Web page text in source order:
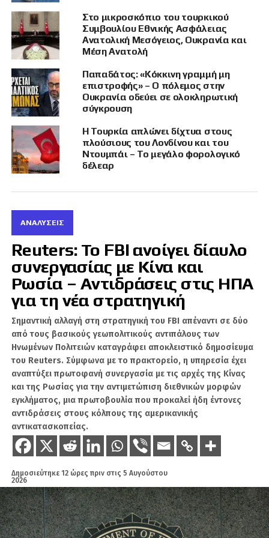
Οθωμανών.
Αναφερόμενος στη βαλκανική ιστορία,
υπενθύμισε τις μαύρες σελίδες των
παιδομαζωμάτων και των σκλαβοπάζαρων,
χαρακτηρίζοντας τους προγόνους των
σημερινών Τούρκων «δουλέμπορους».
Παράλληλα, έκανε αναδρομή στην αντίσταση
άλλων λαών, όπως:
Οι Σέρβοι
, με εθνικούς ήρωες που πολέμησαν
τους Οθωμανούς.
καθολικό τους δόγμα.
Οι Πολωνοί και οι Λιθουανοί
Σομπιέσκι που έβαλε φρένο στην οθωμανική
προέλαση έξω από τη Βιέννη.
Οι Ρουμάνοιμε τον Βλαντ Τέπες, αλλά και
Αλβανοίμε τον Γεώργιο Καστριώτη
(Σκεντέρμπεη) που πολεμούσε υπό βυζαντινά
σύμβολα.
«Αντί να μιλάτε για “Γαλάζιες Πατρίδες”, θα
έπρεπε να ζητάτε έναν αιώνα συγγνώμη»,
ανέφερε χαρακτηριστικά.
Οδικός χάρτης για να γίνει η
Τουρκία «πολιτισμένη χώρα»
Απευθυνόμενος στον μέσο Τούρκο πολίτη, ο
Ηλίας Παπανικολάου παρουσίασε μια λίστα με
άμεσες ενέργειες που πρέπει να απαιτηθούν
από την Άγκυρα ώστε να αλλάξει η διεθνής της
εικόνα:
Στο μικροσκόπιο του τουρκικού
Συμβουλίου Εθνικής Ασφάλειας
Ανατολική Μεσόγειος, Ουκρανία και
Μέση Ανατολή
Παπαδάτος: «Κόκκινη γραμμή μη
επιστροφής» – Ο πόλεμος στην
Ουκρανία οδεύει σε ολοκληρωτική
σύγκρουση
Η Τουρκία απλώνει δίχτυα στους
πλούσιους του Λονδίνου και του
Ντουμπάι – Το μεγάλο φορολογικό
δέλεαρ
ΑΝΑΛΎΣΕΙΣ
Reuters: Το FBI ανοίγει δίαυλο
συνεργασίας με Κίνα και
Ρωσία – Αντιδράσεις στις ΗΠΑ
για τη νέα στρατηγική
Σημαντική αλλαγή στη στρατηγική του FBI απέναντι σε δύο
από τους βασικούς γεωπολιτικούς αντιπάλους των
Ηνωμένων Πολιτειών καταγράφει αποκλειστικό δημοσίευμα
του Reuters. Σύμφωνα με το πρακτορείο, η υπηρεσία έχει
αναπτύξει πρωτοφανή συνεργασία με τις αρχές της Κίνας
και της Ρωσίας για την αντιμετώπιση διεθνικών μορφών
εγκλήματος, μια πρωτοβουλία που προκαλεί ήδη έντονες
αντιδράσεις στους κόλπους της αμερικανικής
αντικατασκοπείας.
Δημοσιεύτηκε 12 ώρες πριν στις 5 Αυγούστου
2026